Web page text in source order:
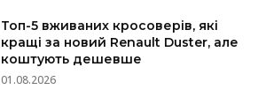
Топ-5 вживаних кросоверів, які
кращі за новий Renault Duster, але
коштують дешевше
01.08.2026